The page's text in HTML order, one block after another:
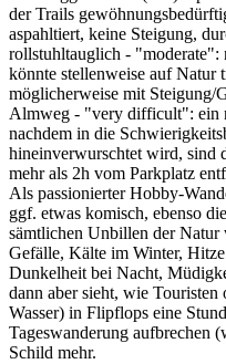
der Trails
aspahltiert, keine Steigung,
rollstuhltauglich - "moderate":
könnte stellenweise auf
möglicherweise mit Steigung/
Almweg - "very difficult": ein
nachdem in die
hineinverwurschtet wird, sind
mehr als 2h vom Parkplatz
Als passionierter Hobby-
ggf. etwas komisch, ebenso
sämtlichen Unbillen der Natur
Gefälle, Kälte im Winter,
Dunkelheit bei Nacht,
dann aber sieht, wie Touristen
Wasser) in Flipflops eine
Tageswanderung aufbrechen
Schild mehr.